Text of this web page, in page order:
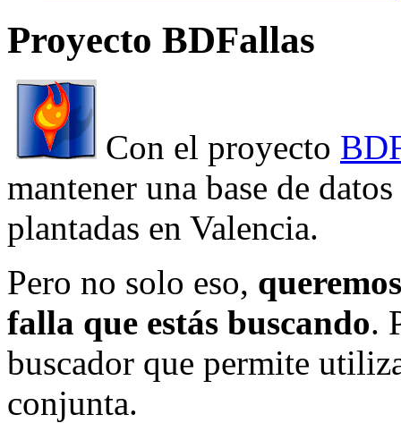
Proyecto BDFallas
Con el proyecto
mantener una base de
plantadas en Valencia.
Pero no solo eso,
falla que estás buscando.
buscador que permite
conjunta.